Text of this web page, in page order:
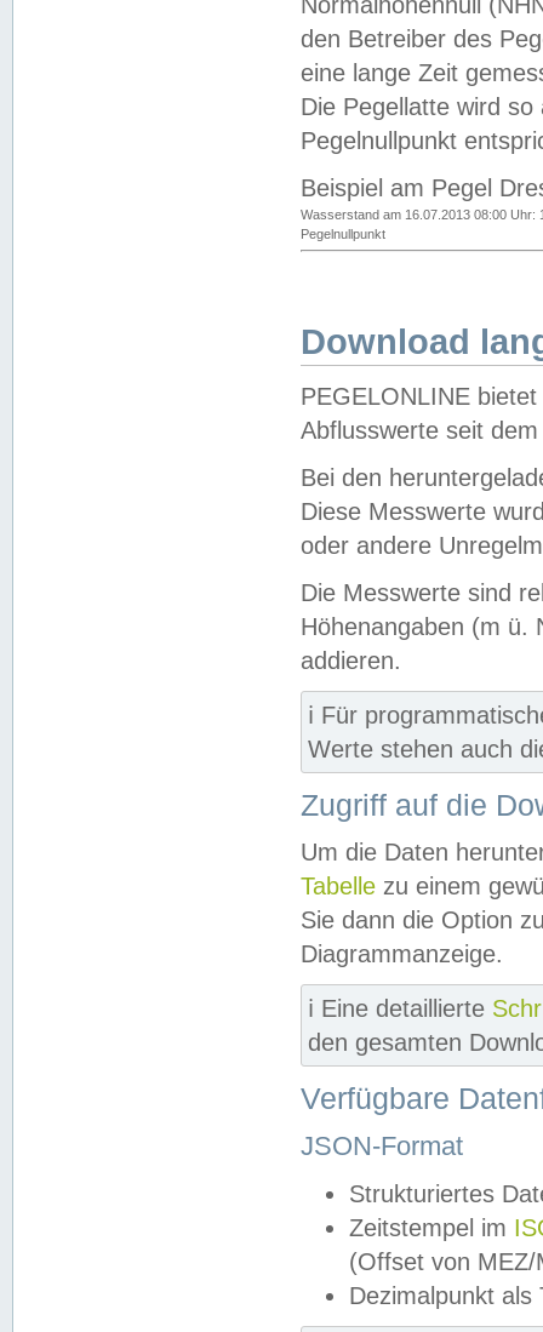
den Betreiber des
eine lange Zeit
Die Pegellatte wird
Pegelnullpunkt
Beispiel am Pegel
Wasserstand am 16.07.2013 08:00 Uhr:
Pegelnullpunkt
Download
PEGELONLINE
Abflusswerte seit
Bei den
Diese Messwerte
oder andere
Die Messwerte sind
Höhenangaben (m ü.
addieren.
ℹ️ Für
Werte stehen auch
Zugriff auf die
Um die Daten
Tabelle zu einem
Sie dann die Option
Diagrammanzeige.
ℹ️ Eine detaillierte
den gesamten
Verfügbare
JSON-Format
Strukturiertes
Zeitstempel im
(Offset von MEZ/
Dezimalpunkt als